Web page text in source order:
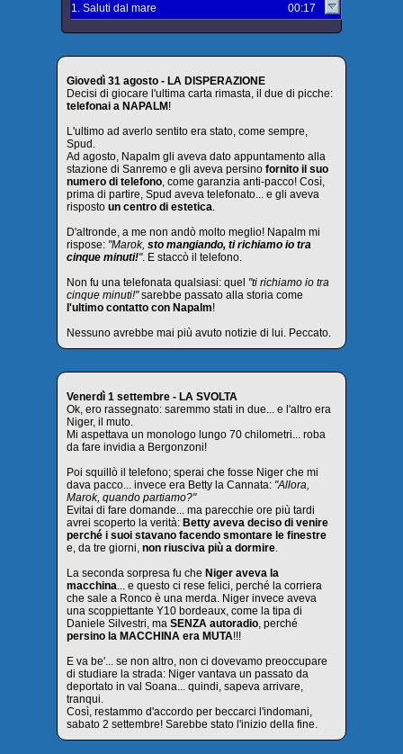
1. Saluti dal mare 00:17
Giovedì 31 agosto - LA DISPERAZIONE
Decisi di giocare l'ultima carta rimasta, il due di picche:
telefonai a NAPALM!
L'ultimo ad averlo sentito era stato, come sempre,
Spud.
Ad agosto, Napalm gli aveva dato appuntamento alla
stazione di Sanremo e gli aveva persino fornito il suo
numero di telefono, come garanzia anti-pacco! Così,
prima di partire, Spud aveva telefonato... e gli aveva
risposto un centro di estetica.
D'altronde, a me non andò molto meglio! Napalm mi
rispose: "Marok, sto mangiando, ti richiamo io tra
cinque minuti!". E staccò il telefono.
Non fu una telefonata qualsiasi: quel "ti richiamo io tra
cinque minuti!"sarebbe passato alla storia come
l'ultimo contatto con Napalm!
Nessuno avrebbe mai più avuto notizie di lui. Peccato.
Venerdì 1 settembre - LA SVOLTA
Ok, ero rassegnato: saremmo stati in due... e l'altro era
Niger, il muto.
Mi aspettava un monologo lungo 70 chilometri... roba
da fare invidia a Bergonzoni!
Poi squillò il telefono; sperai che fosse Niger che mi
dava pacco... invece era Betty la Cannata: "Allora,
Marok, quando partiamo?"
Evitai di fare domande... ma parecchie ore più tardi
avrei scoperto la verità: Betty aveva deciso di venire
perché i suoi stavano facendo smontare le finestre
e, da tre giorni, non riusciva più a dormire.
La seconda sorpresa fu che Niger aveva la
macchina... e questo ci rese felici, perché la corriera
che sale a Ronco è una merda. Niger invece aveva
una scoppiettante Y10 bordeaux, come la tipa di
Daniele Silvestri, ma SENZA autoradio, perché
persino la MACCHINA era MUTA!!!
E va be'... se non altro, non ci dovevamo preoccupare
di studiare la strada: Niger vantava un passato da
deportato in val Soana... quindi, sapeva arrivare,
tranqui.
Così, restammo d'accordo per beccarci l'indomani,
sabato 2 settembre! Sarebbe stato l'inizio della fine.